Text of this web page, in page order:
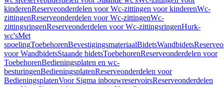
kinderenReserveonderdelen voor Wc-zittingen voor kinderenWc-
zittingenReserveonderdelen voor Wc-zittingenWc-
zittingsringenReserveonderdelen voor Wc-zittingsringenHurk-
wc'sMet
spoelingToebehorenBevestigingsmateriaalBidetsWandbidets
voor WandbidetsStaande bidetsToebehorenReserveonderdelen voor
ToebehorenBedieningsplaten en wc-
besturingenBedieningsplatenReserveonderdelen voor
BedieningsplatenVoor Sigma inbouwreservoirsReserveonderdelen